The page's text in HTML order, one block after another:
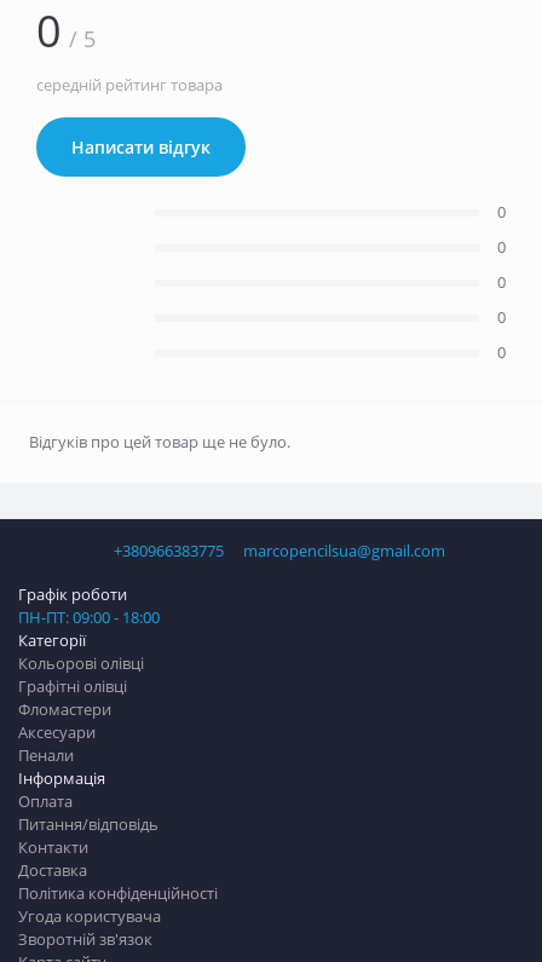
0 / 5
середній рейтинг товара
Написати відгук
0
0
0
0
0
Відгуків про цей товар ще не було.
+380966383775 marcopencilsua@gmail.com
Категорії
Кольорові олівці
Графітні олівці
Фломастери
Аксесуари
Пенали
Інформація
Оплата
Питання/відповідь
Контакти
Доставка
Політика конфіденційності
Угода користувача
Зворотній зв'язок
Графік роботи
ПН-ПТ: 09:00 - 18:00